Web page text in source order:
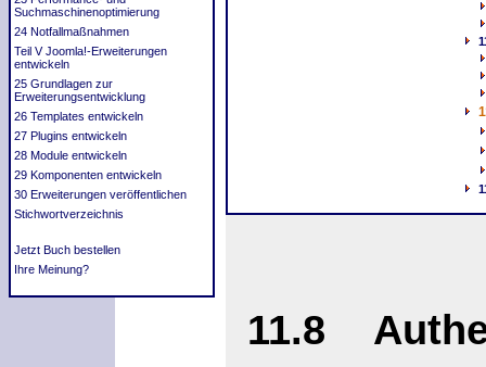
Suchmaschinenoptimierung
24 Notfallmaßnahmen
Teil V Joomla!-Erweiterungen
entwickeln
25 Grundlagen zur
Erweiterungsentwicklung
26 Templates entwickeln
27 Plugins entwickeln
28 Module entwickeln
29 Komponenten entwickeln
30 Erweiterungen veröffentlichen
Stichwortverzeichnis
Jetzt Buch bestellen
Ihre Meinung?
11.8